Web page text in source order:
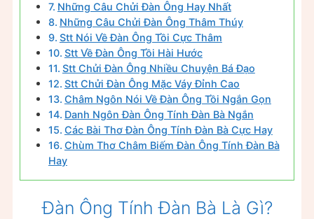
Những Câu Chửi Đàn Ông Hay Nhất
Những Câu Chửi Đàn Ông Thâm Thúy
Stt Nói Về Đàn Ông Tồi Cực Thâm
Stt Về Đàn Ông Tồi Hài Hước
Stt Chửi Đàn Ông Nhiều Chuyện Bá Đạo
Stt Chửi Đàn Ông Mặc Váy Đỉnh Cao
Châm Ngôn Nói Về Đàn Ông Tồi Ngắn Gọn
Danh Ngôn Đàn Ông Tính Đàn Bà Ngắn
Các Bài Thơ Đàn Ông Tính Đàn Bà Cực Hay
Chùm Thơ Châm Biếm Đàn Ông Tính Đàn Bà
Hay
Đàn Ông Tính Đàn Bà Là Gì?